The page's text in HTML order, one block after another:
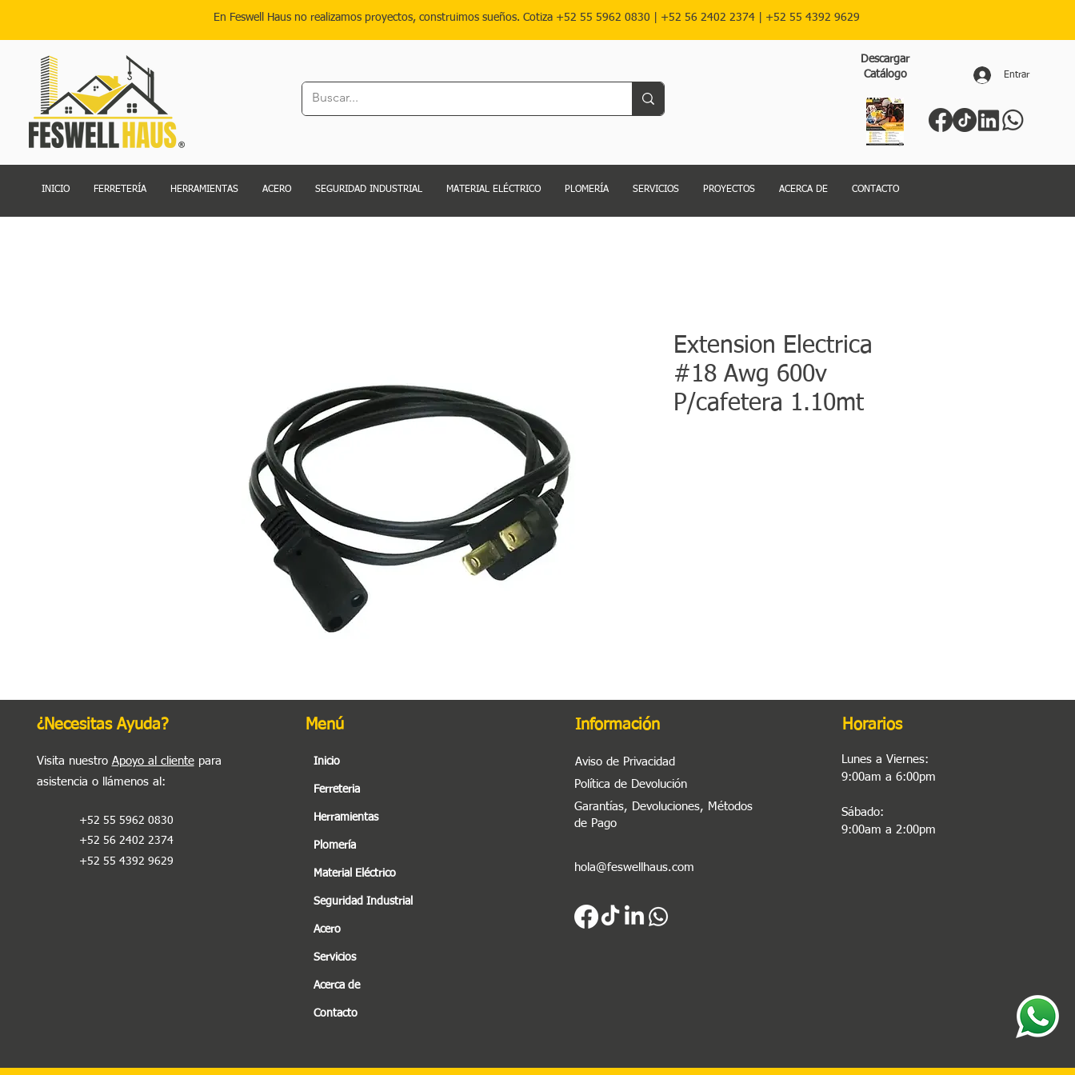
En Feswell Haus no realizamos proyectos, construimos sueños. Cotiza +52 55 5962 0830 +52 56 2402 2374 | +52 55 4392 9629
Entrar
Descargar
Catálogo
INICIO FERRETERÍA HERRAMIENTAS ACERO SEGURIDAD INDUSTRIAL MATERIAL ELÉCTRICO PLOMERÍA SERVICIOS PROYECTOS ACERCA DE CONTACTO
Extension Electrica
#18 Awg 600v
P/cafetera 1.10mt
¿Necesitas Ayuda?
Visita nuestro Apoyo al clientepara
asistencia o llámenos al :
+52 55 5962 0830
+52 56 2402 2374
+52 55 4392 9629
Menú
Inicio
Ferreteria
Herramientas
Plomería
Material Eléctrico
Seguridad Industrial
Acero
Servicios
Acerca de
Contacto
Información
Aviso de Privacidad
Política de Devolución
Garantías, Devoluciones, Métodos
de Pago
hola@feswellhaus.com
Horarios
Lunes a Viernes:
9:00am a 6:00pm
Sábado:
9:00am a 2:00pm